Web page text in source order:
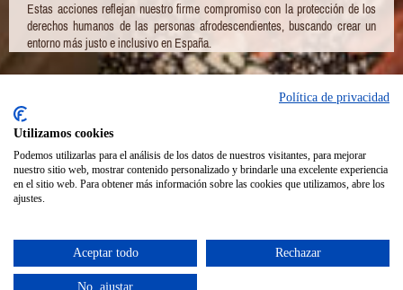
Estas acciones reflejan nuestro firme compromiso con la protección de los
derechos humanos de las personas afrodescendientes, buscando crear un
entorno más justo e inclusivo en España.
Facebook
Versión para imprimir
© AFROHISPANOS
Política de privacidad
Utilizamos cookies
Podemos utilizarlas para el análisis de los datos de nuestros visitantes, para mejorar
nuestro sitio web, mostrar contenido personalizado y brindarle una excelente experiencia
en el sitio web. Para obtener más información sobre las cookies que utilizamos, abre los
ajustes.
Aceptar todo Rechazar
No, ajustar